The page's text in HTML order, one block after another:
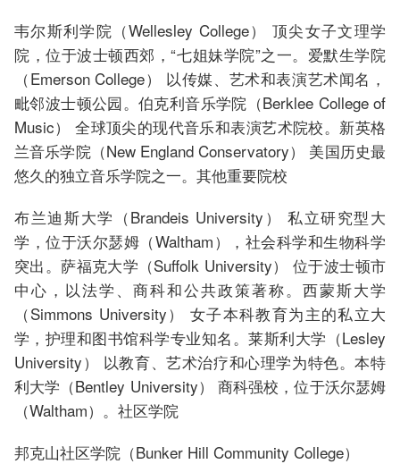
韦尔斯利学院（Wellesley College） 顶尖女子文理学
院，位于波士顿西郊，“七姐妹学院”之一。爱默生学院
（Emerson College） 以传媒、艺术和表演艺术闻名，
毗邻波士顿公园。伯克利音乐学院（Berklee College of
Music） 全球顶尖的现代音乐和表演艺术院校。新英格
兰音乐学院（New England Conservatory） 美国历史最
悠久的独立音乐学院之一。其他重要院校
布兰迪斯大学（Brandeis University） 私立研究型大
学，位于沃尔瑟姆（Waltham），社会科学和生物科学
突出。萨福克大学（Suffolk University） 位于波士顿市
中心，以法学、商科和公共政策著称。西蒙斯大学
（Simmons University） 女子本科教育为主的私立大
学，护理和图书馆科学专业知名。莱斯利大学（Lesley
University） 以教育、艺术治疗和心理学为特色。本特
利大学（Bentley University） 商科强校，位于沃尔瑟姆
（Waltham）。社区学院
邦克山社区学院（Bunker Hill Community College）